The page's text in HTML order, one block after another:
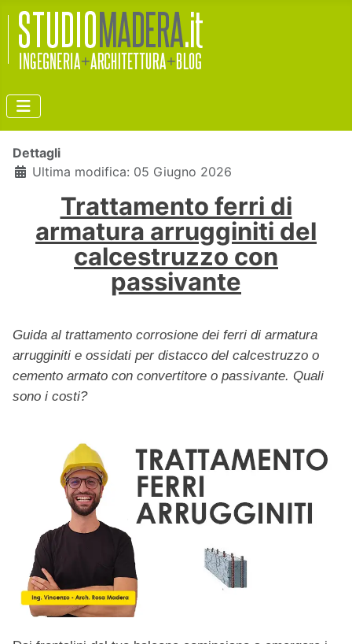
Dettagli
Ultima modifica: 05 Giugno 2026
Trattamento ferri di
armatura arrugginiti del
calcestruzzo con
passivante
Guida al trattamento corrosione dei ferri di armatura
arrugginiti e ossidati per distacco del calcestruzzo o
cemento armato con convertitore o passivante. Quali
sono i costi?